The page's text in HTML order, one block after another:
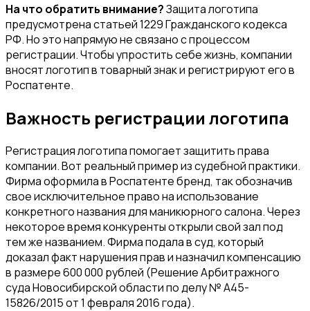
На что обратить внимание?Защита логотипа
предусмотрена статьей 1229 Гражданского кодекса
РФ. Но это напрямую не связано с процессом
регистрации. Чтобы упростить себе жизнь, компании
вносят логотип в товарный знак и регистрируют его в
Роспатенте.
Важность регистрации логотипа
Регистрация логотипа помогает защитить права
компании. Вот реальный пример из судебной практики.
Фирма оформила в Роспатенте бренд, так обозначив
свое исключительное право на использование
конкретного названия для маникюрного салона. Через
некоторое время конкуренты открыли свой зал под
тем же названием. Фирма подала в суд, который
доказал факт нарушения прав и назначил компенсацию
в размере 600 000 рублей (Решение Арбитражного
суда Новосибирской области по делу № А45-
15826/2015 от 1 февраля 2016 года).